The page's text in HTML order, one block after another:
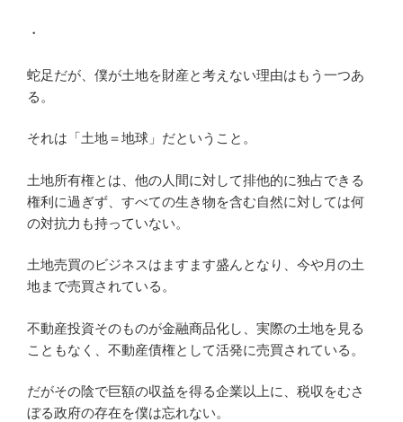
・
蛇足だが、僕が土地を財産と考えない理由はもう一つあ
る。
それは「土地＝地球」だということ。
土地所有権とは、他の人間に対して排他的に独占できる
権利に過ぎず、すべての生き物を含む自然に対しては何
の対抗力も持っていない。
土地売買のビジネスはますます盛んとなり、今や月の土
地まで売買されている。
不動産投資そのものが金融商品化し、実際の土地を見る
こともなく、不動産債権として活発に売買されている。
だがその陰で巨額の収益を得る企業以上に、税収をむさ
ぼる政府の存在を僕は忘れない。